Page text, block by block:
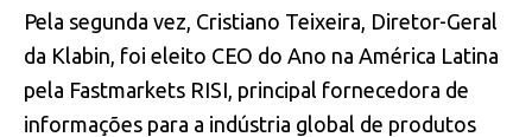
Pela segunda vez, Cristiano Teixeira, Diretor-Geral
da Klabin, foi eleito CEO do Ano na América Latina
pela Fastmarkets RISI, principal fornecedora de
informações para a indústria global de produtos